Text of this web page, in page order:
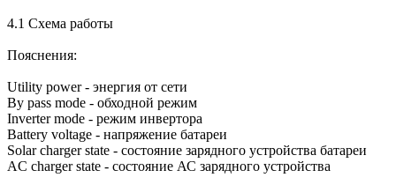
4.1 Схема работы
Пояснения:
Utility power - энергия от сети
By pass mode - обходной режим
Inverter mode - режим инвертора
Battery voltage - напряжение батареи
Solar charger state - состояние зарядного устройства батареи
AC charger state - состояние АС зарядного устройства